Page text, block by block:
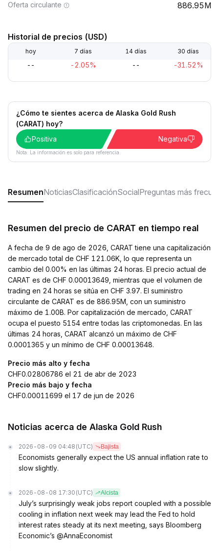
Oferta circulante 886.95M
Historial de precios (USD)
hoy 7 días 14 días 30 días
-- -2.05% -- -31.52%
¿Cómo te sientes acerca de Alaska Gold Rush
(CARAT) hoy?
Positiva
Negativa
Nota: La información es solo para referencia.
ResumenNoticiasClasificaciónSocialPreguntas más
Resumen del precio de CARAT en tiempo real
A fecha de 9 de ago de 2026, CARAT tiene una capitalización
de mercado total de CHF 121.06K, lo que representa un
cambio del 0.00% en las últimas 24 horas. El precio actual de
CARAT es de CHF 0.00013649, mientras que el volumen de
trading en 24 horas se sitúa en CHF 3.97. El suministro
circulante de CARAT es de 886.95M, con un suministro
máximo de 1.00B. Por capitalización de mercado, CARAT
ocupa el puesto 5154 entre todas las criptomonedas. En las
últimas 24 horas, CARAT alcanzó un máximo de CHF
0.0001365 y un mínimo de CHF 0.00013648.
Precio más alto y fecha
CHF0.02806786 el 21 de abr de 2023
Precio más bajo y fecha
CHF0.00011699 el 17 de jun de 2026
Noticias acerca de Alaska Gold Rush
2026-08-09 04:48 (UTC) Bajista
Economists generally expect the US annual inflation rate to
slow slightly.
2026-08-08 17:30 (UTC) Alcista
July’s surprisingly weak jobs report coupled with a possible
cooling in inflation next week may lead the Fed to hold
interest rates steady at its next meeting, says Bloomberg
Economic’s @AnnaEconomist